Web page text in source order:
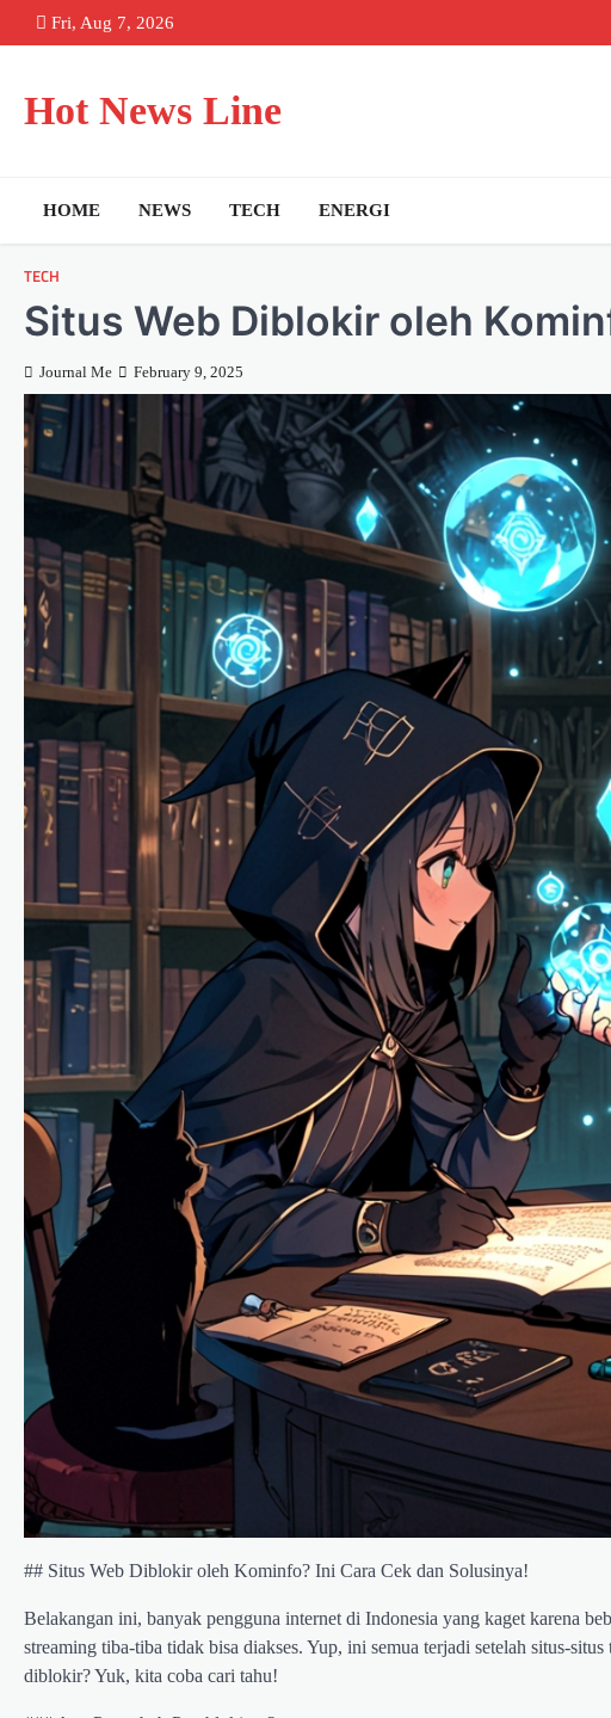
to
Fri, Aug 7, 2026
Hot News Line
HOME NEWS TECH ENERGI
TECH
Situs Web Diblokir oleh
Journal Me February 9, 2025
## Situs Web Diblokir oleh Kominfo? Ini Cara Cek dan Solusinya!
Belakangan ini, banyak pengguna internet di Indonesia yang kaget karena
streaming tiba-tiba tidak bisa diakses. Yup, ini semua terjadi setelah situs-
diblokir? Yuk, kita coba cari tahu!